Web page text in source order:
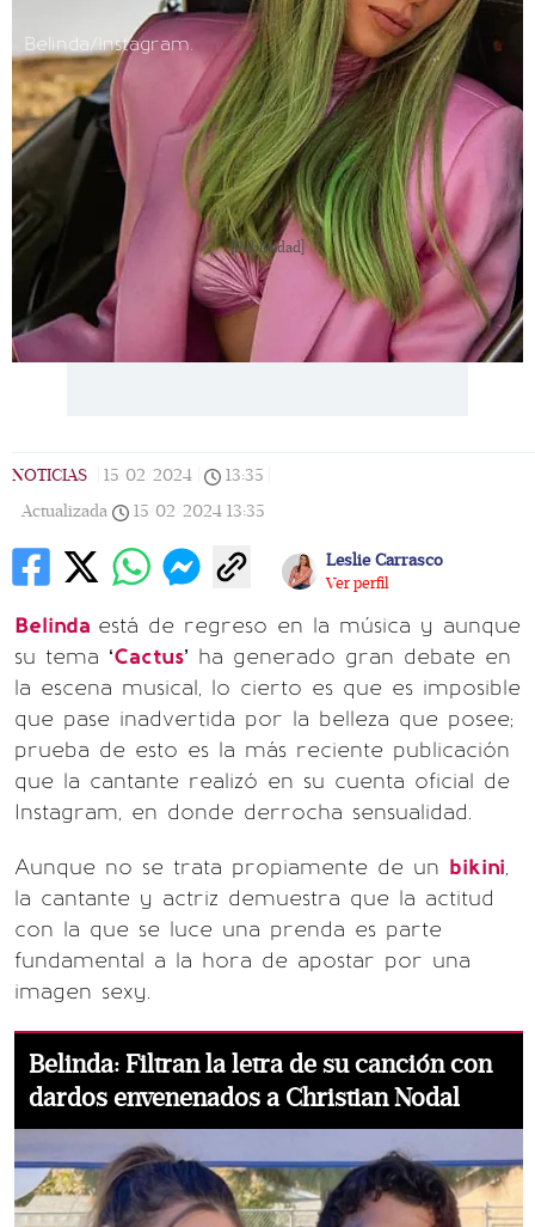
Belinda/Instagram.
[Publicidad]
NOTICIAS 15/02/2024 13:35
Actualizada
15/02/2024 13:35
Leslie Carrasco
Ver perfil
Belinda está de regreso en la música y aunque
su tema ‘Cactus’ ha generado gran debate en
la escena musical, lo cierto es que es imposible
que pase inadvertida por la belleza que posee;
prueba de esto es la más reciente publicación
que la cantante realizó en su cuenta oficial de
Instagram, en donde derrocha sensualidad.
Aunque no se trata propiamente de un bikini,
la cantante y actriz demuestra que la actitud
con la que se luce una prenda es parte
fundamental a la hora de apostar por una
imagen sexy.
Belinda: Filtran la letra de su canción con
dardos envenenados a Christian Nodal